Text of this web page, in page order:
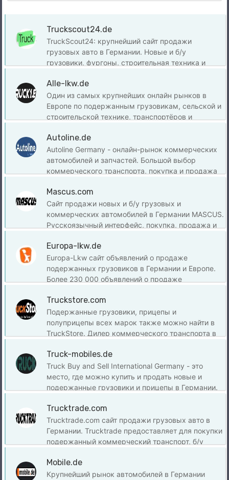
Truckscout24.de
TruckScout24: крупнейший сайт продажи
грузовых авто в Германии. Новые и б/у
грузовики, фургоны, строительная техника и
Alle-lkw.de
Один из самых крупнейших онлайн рынков в
Европе по подержанным грузовикам, сельской и
строительской технике, транспортёров и
тысяч объявлений от проверенных дилеров.
Autoline.de
Autoline Germany - онлайн-рынок коммерческих
автомобилей и запчастей. Большой выбор
коммерческого транспорта, покупка и продажа
автобусов и прицепов на Autoline. Autoline
международный ресурс и доступен на многих
языках, в том числе на русском.
Mascus.com
Сайт продажи новых и б/у грузовых и
коммерческих автомобилей в Германии MASCUS.
Русскоязычный интерфейс, покупка, продажа и
всего мира на MASCUS!
Europa-lkw.de
Europa-Lkw сайт объявлений о продаже
подержанных грузовиков в Германии и Европе.
Более 230 000 объявлений о продаже
грузовиков, прицепов, седельных тягачей,
автобусов...
Truckstore.com
Подержанные грузовики, прицепы и
полуприцепы всех марок также можно найти в
TruckStore. Дилер коммерческого транспорта в
гарантией.
Truck-mobiles.de
Truck Buy and Sell International Germany - это
место, где можно купить и продать новые и
подержанные грузовики и прицепы в Германии.
грузовики, бортовые грузовики, рефрижераторы
и многое другое. Truck-mobiles доступен с
русским интерфейсом.
Trucktrade.com
Trucktrade.com сайт продажи грузовых авто в
Германии. Trucktrade предоставляет для покупки
подержанный коммерческий транспорт, б/у
немецком, польском и английском языке.
Mobile.de
Крупнейший рынок автомобилей в Германии